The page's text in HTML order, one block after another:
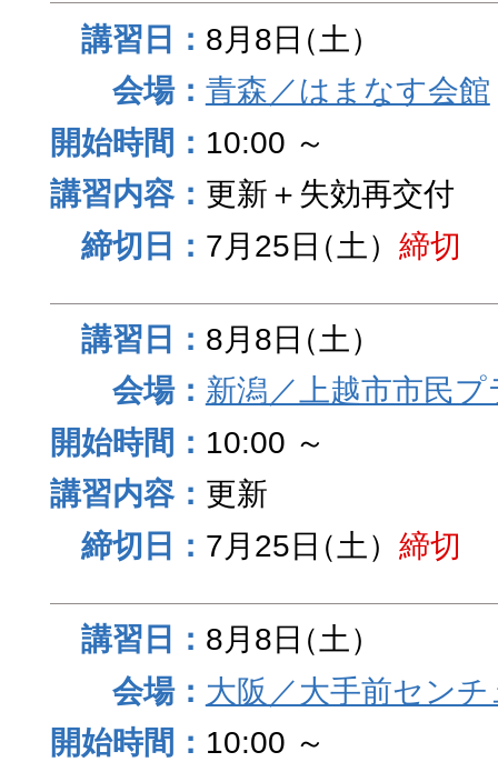
8月8日（土）
青森／はまなす会館
10:00 ～
更新＋失効再交付
7月25日（土） 締切
8月8日（土）
新潟／上越市市民プ
10:00 ～
更新
7月25日（土） 締切
8月8日（土）
大阪／大手前セン
10:00 ～